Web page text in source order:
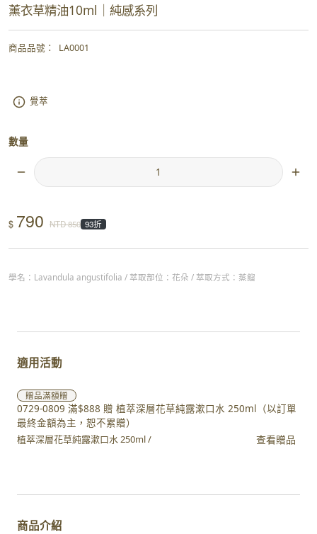
薰衣草精油10ml｜純感系列
商品品號 ： LA0001
覺萃
數量
$ 790 NTD850 93折
學名：Lavandula angustifolia / 萃取部位：花朵 / 萃取方式：蒸餾
適用活動
贈品滿額贈
0729-0809 滿$888 贈 植萃深層花草純露漱口水 250ml（以訂單
最終金額為主，恕不累贈）
植萃深層花草純露漱口水 250ml /
查看贈品
商品介紹